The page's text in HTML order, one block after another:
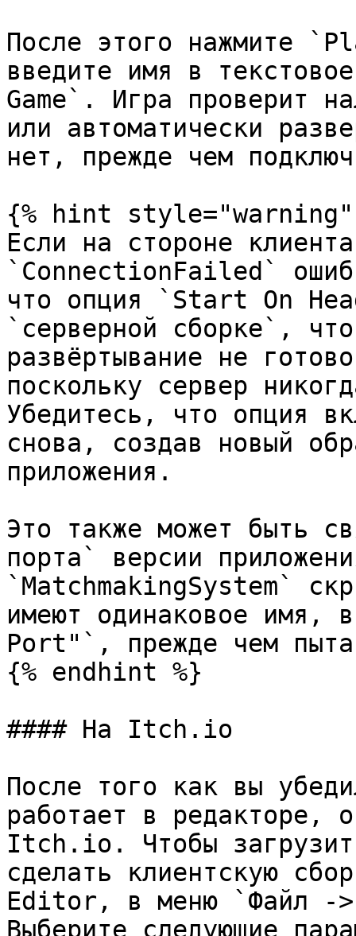
После этого нажмите
введите имя в
Game`. Игра проверит
или автоматически
нет, прежде чем
{% hint style="warning"
Если на стороне
`ConnectionFailed`
что опция `Start On
`серверной сборке`,
развёртывание не
поскольку сервер
Убедитесь, что опция
снова, создав новый
приложения.
Это также может быть
порта` версии
`MatchmakingSystem`
имеют одинаковое имя,
Port"`, прежде чем
{% endhint %}
#### На Itch.io
После того как вы
работает в редакторе,
Itch.io. Чтобы
сделать клиентскую
Editor, в меню `Файл ->
Выберите следующие